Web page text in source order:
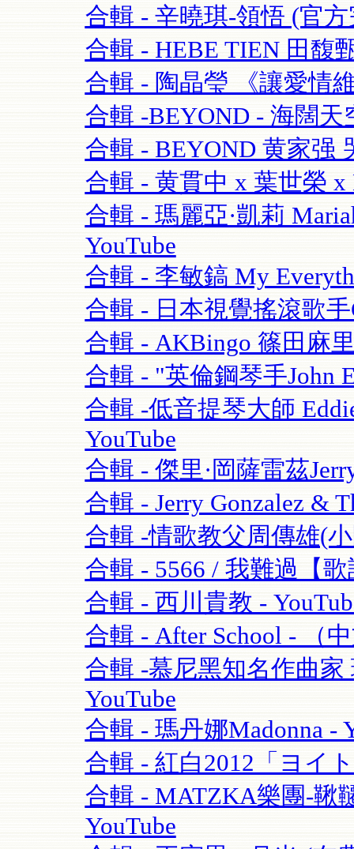
合輯 - 辛曉琪-領悟 (官
合輯 - HEBE TIEN 田馥
合輯 - 陶晶瑩 《讓愛情
合輯 -BEYOND - 海闊天
合輯 - BEYOND 黄家强
合輯 - 黄貫中 x 葉世榮 x
合輯 - 瑪麗亞·凱莉
YouTube
合輯 - 李敏鎬 My
合輯 - 日本視覺搖滾歌手
合輯 - AKBingo 篠田麻
合輯 - "英倫鋼琴手John
合輯 -低音提琴大師
YouTube
合輯 - 傑里·岡薩雷茲
合輯 - Jerry Gonzalez &
合輯 -情歌教父周傳雄(
合輯 - 5566 / 我難過【
合輯 - 西川貴教 -
合輯 - After School - （
合輯 -慕尼黑知名作曲家
YouTube
合輯 - 瑪丹娜Madonna -
合輯 - 紅白2012「ヨイ
合輯 - MATZKA樂團-鞦
YouTube